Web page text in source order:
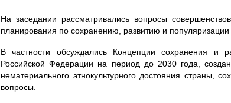
На заседании рассматривались вопросы
планирования по сохранению, развитию и популяризации
В частности обсуждались Концепции сохранения и
Российской Федерации на период до 2030 года,
нематериального этнокультурного достояния страны,
вопросы.